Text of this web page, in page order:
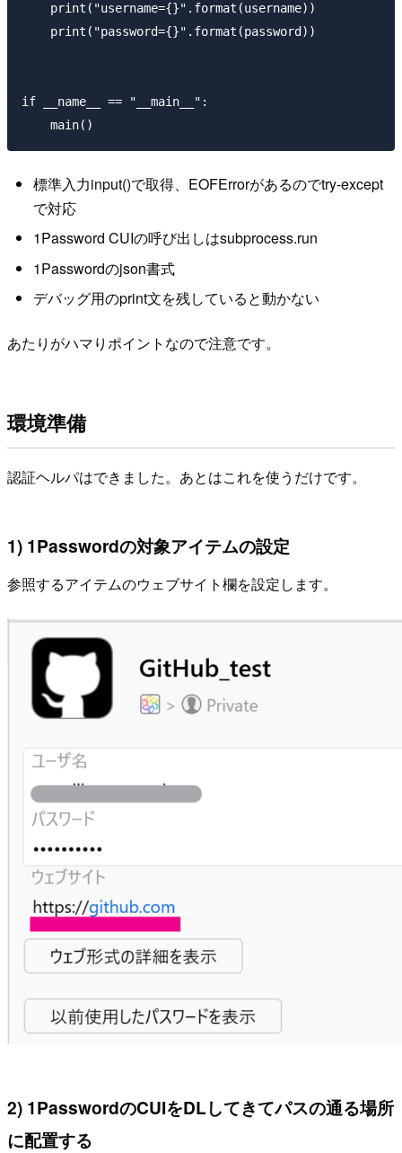
    print("username={}".format(username))
    print("password={}".format(password))
if __name__ == "__main__":
標準入力input()で取得、EOFErrorがあるのでtry-except
で対応
1Password CUIの呼び出しはsubprocess.run
1Passwordのjson書式
デバッグ用のprint文を残していると動かない
あたりがハマりポイントなので注意です。
環境準備
認証ヘルパはできました。あとはこれを使うだけです。
1) 1Passwordの対象アイテムの設定
参照するアイテムのウェブサイト欄を設定します。
2) 1PasswordのCUIをDLしてきてパスの通る場所
に配置する